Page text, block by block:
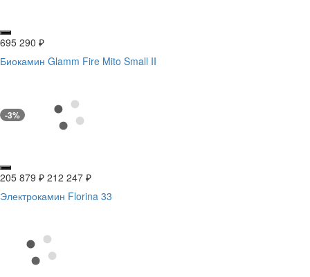
695 290 ₽
Биокамин Glamm Fire Mito Small II
-3%
205 879 ₽ 212 247 ₽
Электрокамин Florina 33